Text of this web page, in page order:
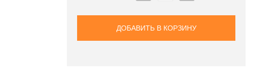
ДОБАВИТЬ В КОРЗИНУ